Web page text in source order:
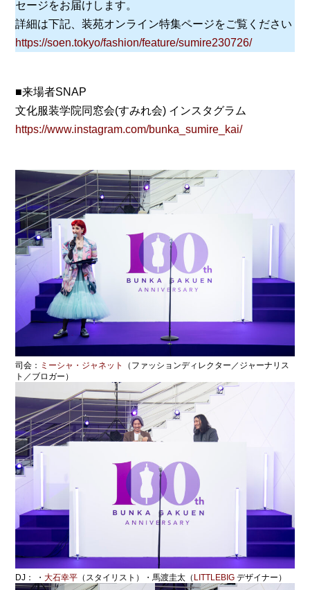
セージをお届けします。
詳細は下記、装苑オンライン特集ページをご覧ください
https://soen.tokyo/fashion/feature/sumire230726/
■来場者SNAP
文化服装学院同窓会(すみれ会) インスタグラム
https://www.instagram.com/bunka_sumire_kai/
司会： ミーシャ・ジャネット
（ファッションディレクター／ジャーナリス
ト／ブロガー）
DJ： ・⼤⽯幸平 （スタイリスト）・⾺渡圭太（ LITTLEBIG デザイナー）